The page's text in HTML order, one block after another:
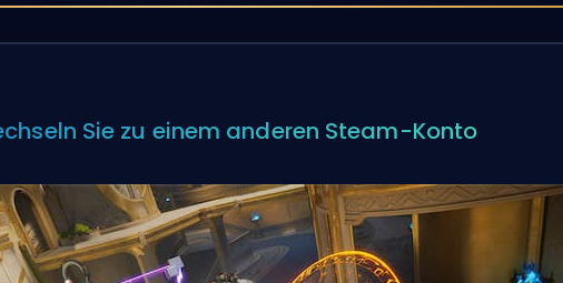
Sie zu einem anderen Steam-Konto